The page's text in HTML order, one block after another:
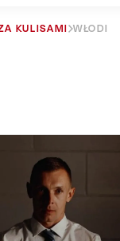
KULISAMI WŁODI